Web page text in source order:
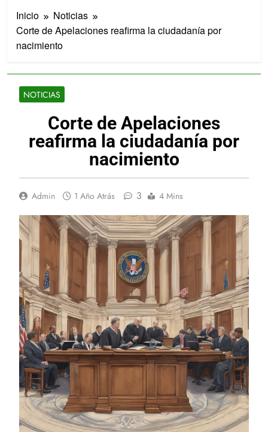
Inicio
Noticias
Corte de Apelaciones reafirma la ciudadanía por
nacimiento
NOTICIAS
Corte de Apelaciones
reafirma la ciudadanía por
nacimiento
Admin 1 Año Atrás 3 4 Mins